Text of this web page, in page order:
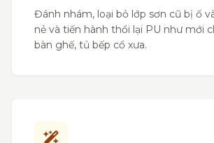
Đánh nhám, loại bỏ lớp sơn cũ bị ố
nẻ và tiến hành thổi lại PU như mới
bàn ghế, tủ bếp cổ xưa.